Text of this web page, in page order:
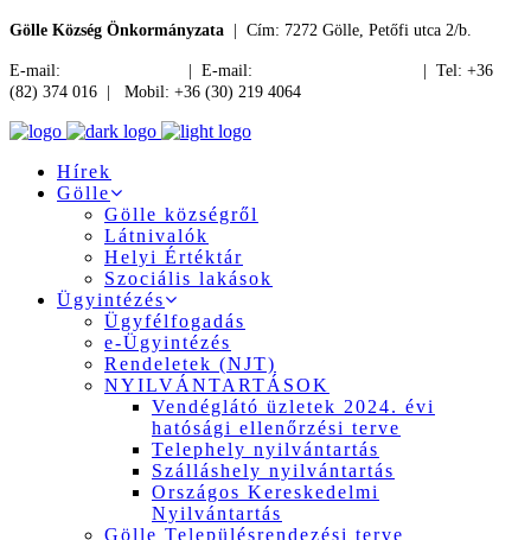
Gölle Község Önkormányzata | Cím: 7272 Gölle, Petőfi utca 2/b.
E-mail: | E-mail:
| Tel: +36
(82) 374 016 | Mobil: +36 (30) 219 4064
Hírek
Gölle
Gölle községről
Látnivalók
Helyi Értéktár
Szociális lakások
Ügyintézés
Ügyfélfogadás
e-Ügyintézés
Rendeletek (NJT)
NYILVÁNTARTÁSOK
Vendéglátó üzletek 2024. évi
hatósági ellenőrzési terve
Telephely nyilvántartás
Szálláshely nyilvántartás
Országos Kereskedelmi
Nyilvántartás
Gölle Településrendezési terve